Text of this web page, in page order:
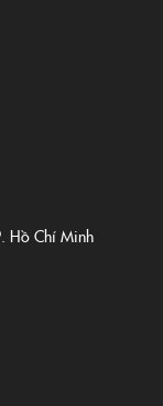
Hồ Chí Minh